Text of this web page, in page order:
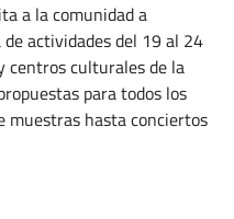
a la comunidad a
actividades del 19 al 24
centros culturales de la
para todos los
muestras hasta conciertos